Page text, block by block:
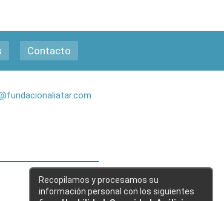
Contacto
Recopilamos y procesamos su
información personal con los siguientes